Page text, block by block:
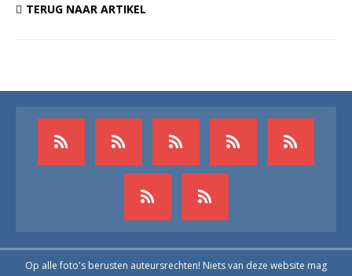
TERUG NAAR ARTIKEL
Op alle foto's berusten auteursrechten! Niets van deze website mag